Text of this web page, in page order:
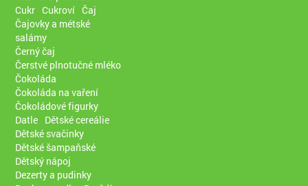
Cukr Cukroví Čaj
Čajovky a métské
salámy
Černý čaj
Čerstvé plnotučné mléko
Čokoláda
Čokoláda na vaření
Čokoládové figurky
Datle Dětské cereálie
Dětské svačinky
Dětské šampaňské
Dětský nápoj
Dezerty a pudinky